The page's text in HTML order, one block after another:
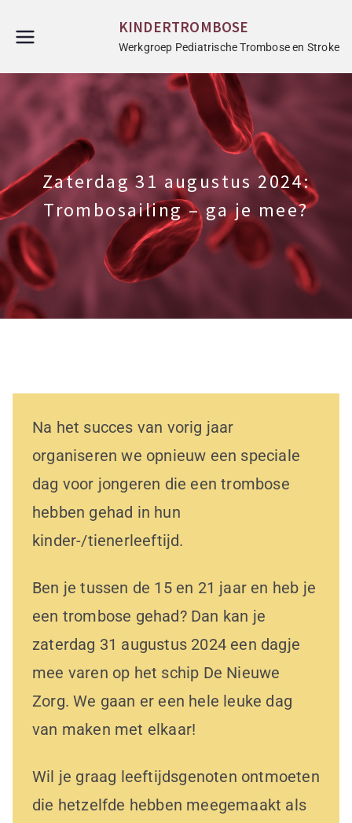
KINDERTROMBOSE
Werkgroep Pediatrische Trombose en Stroke
Zaterdag 31 augustus 2024:
Trombosailing – ga je mee?
Na het succes van vorig jaar
organiseren we opnieuw een speciale
dag voor jongeren die een trombose
hebben gehad in hun
kinder-/tienerleeftijd.
Ben je tussen de 15 en 21 jaar en heb je
een trombose gehad? Dan kan je
zaterdag 31 augustus 2024 een dagje
mee varen op het schip De Nieuwe
Zorg. We gaan er een hele leuke dag
van maken met elkaar!
Wil je graag leeftijdsgenoten ontmoeten
die hetzelfde hebben meegemaakt als